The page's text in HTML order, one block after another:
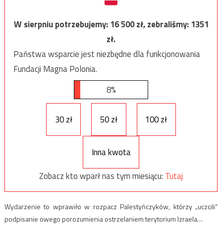
W sierpniu potrzebujemy:16 500zł, zebraliśmy:1351
zł.
Państwa wsparcie jest niezbędne dla funkcjonowania
Fundacji Magna Polonia.
8%
30 zł 50 zł 100 zł
Inna kwota
Zobacz kto wparł nas tym miesiącu: Tutaj
Wydarzenie to wprawiło w rozpacz Palestyńczyków, którzy „uczcili”
podpisanie owego porozumienia ostrzelaniem terytorium Izraela…